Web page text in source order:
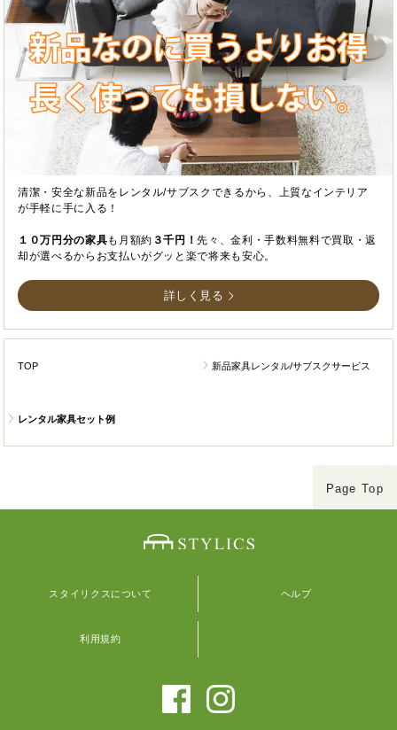
清潔・安全な新品をレンタル/サブスクできるから、上質なインテリア
が手軽に手に入る！
１０万円分の家具も月額約 ３千円！先々、金利・手数料無料で買取・返
却が選べるからお支払いがグッと楽で将来も安心。
詳しく見る
TOP 新品家具レンタル/サブスクサービス
レンタル家具セット例
Page Top
スタイリクスについて ヘルプ
利用規約